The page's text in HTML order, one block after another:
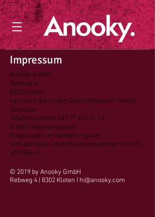
Impressum
Anooky GmbH
Rebweg 4
8302 Kloten
vertreten durch den Geschäftsführer Martin
Schacher
Telefonnummer +41 77 442 11 14
E-Mail hi@anooky.com
Eingetragen im Handelsregister
Umsatzsteuer-Identifikationsnummer CH-020-
4057966-5
© 2019 by Anooky GmbH
Rebweg 4 | 8302 Kloten | hi@anooky.com